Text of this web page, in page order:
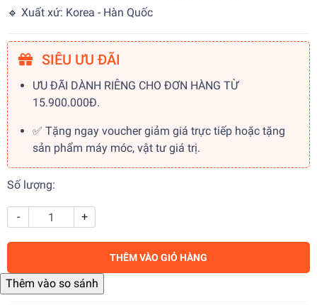
🔹 Xuất xứ: Korea - Hàn Quốc
SIÊU ƯU ĐÃI
ƯU ĐÃI DÀNH RIÊNG CHO ĐƠN HÀNG TỪ
15.900.000Đ.
✅ Tặng ngay voucher giảm giá trực tiếp hoặc tặng
sản phẩm máy móc, vật tư giá trị.
Số lượng:
- +
THÊM VÀO GIỎ HÀNG